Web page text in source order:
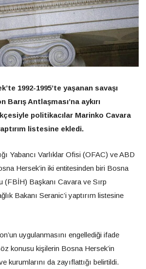
1992-1995’te yaşanan savaşı
Barış Antlaşması’na aykırı
politikacılar Marinko Cavara
listesine ekledi.
Yabancı Varlıklar Ofisi (OFAC) ve ABD
Hersek’in iki entitesinden biri Bosna
(FBİH) Başkanı Cavara ve Sırp
Bakanı Seranic’i yaptırım listesine
uygulanmasını engellediği ifade
konusu kişilerin Bosna Hersek’in
kurumlarını da zayıflattığı belirtildi.